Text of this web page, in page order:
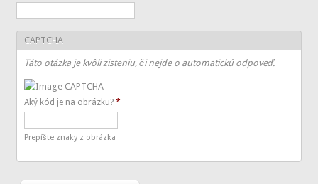
CAPTCHA
Táto otázka je kvôli zisteniu, či nejde o automatickú odpoveď.
Aký kód je na obrázku?*
Prepíšte znaky z obrázka